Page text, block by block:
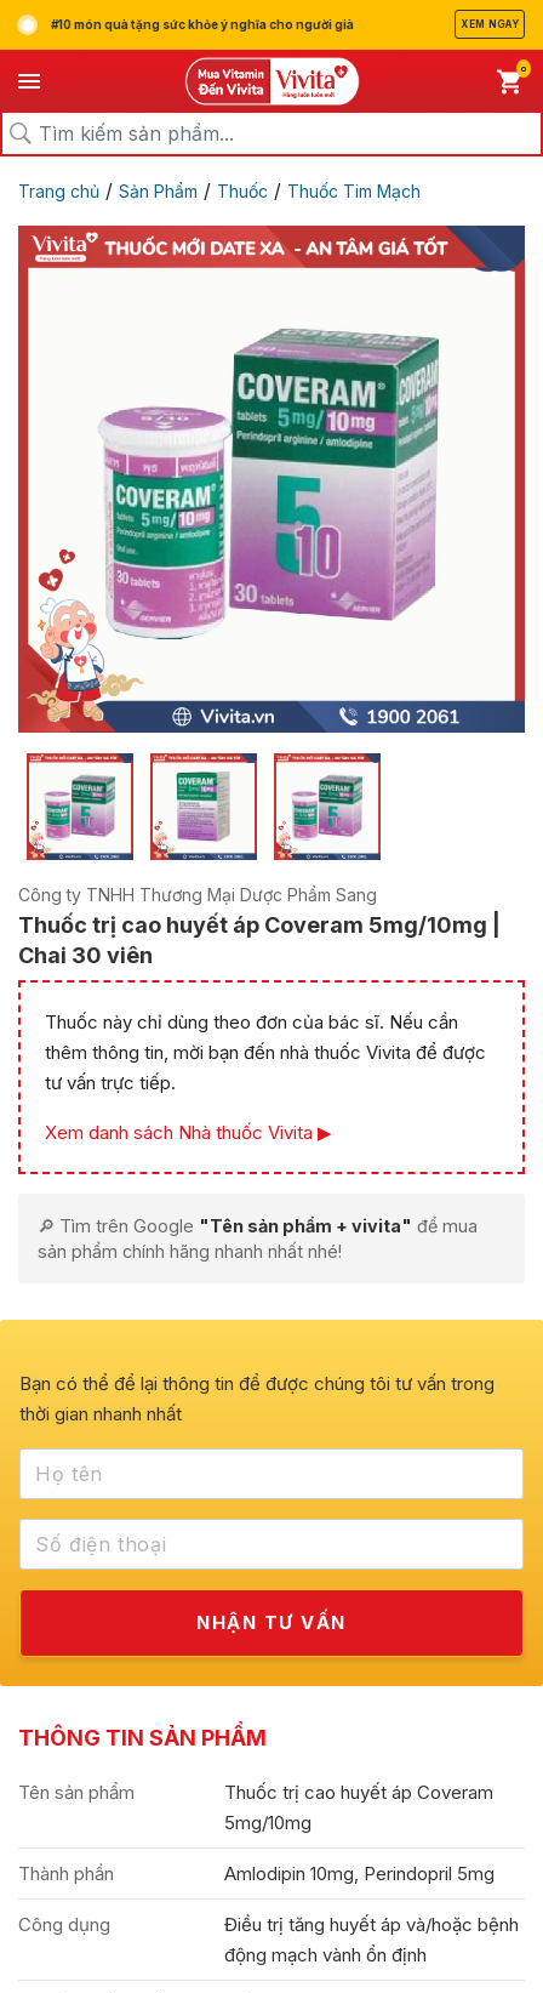
#10 món quà tặng sức khỏe ý nghĩa cho người già XEM NGAY
0
Trang chủ / Sản Phẩm / Thuốc / Thuốc Tim Mạch
Công ty TNHH Thương Mại Dược Phẩm Sang
Thuốc trị cao huyết áp Coveram 5mg/10mg |
Chai 30 viên
Thuốc này chỉ dùng theo đơn của bác sĩ. Nếu cần
thêm thông tin, mời bạn đến nhà thuốc Vivita để được
tư vấn trực tiếp.
Xem danh sách Nhà thuốc Vivita ▶
🔎 Tìm trên Google "Tên sản phẩm + vivita" để mua
sản phẩm chính hãng nhanh nhất nhé!
Bạn có thể để lại thông tin để được chúng tôi tư vấn trong
thời gian nhanh nhất
THÔNG TIN SẢN PHẨM
Tên sản phẩm
Thuốc trị cao huyết áp Coveram
5mg/10mg
Thành phần Amlodipin 10mg, Perindopril 5mg
Công dụng
Điều trị tăng huyết áp và/hoặc bệnh
động mạch vành ổn định